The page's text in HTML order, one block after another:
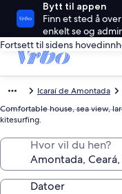
Bytt til appen
Finn et sted å
enkelt se og
Fortsett til sidens
Icaraí de Amontada
Comfortable house, sea view,
kitesurfing.
Hvor vil du hen?
Datoer